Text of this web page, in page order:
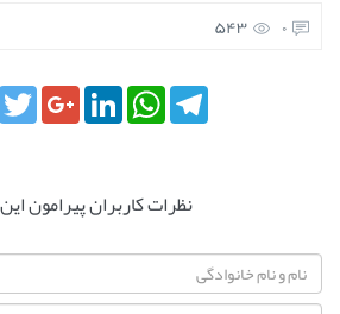
0
543
Google+LinkedIn
WhatsAppTelegram
نظرات کاربران پیرامون